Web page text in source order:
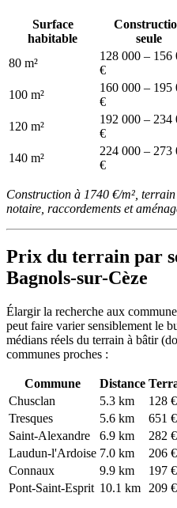
Surface
habitable
seule
80 m²
128 000 – 156
€
100 m²
160 000 – 195
€
120 m²
192 000 – 234
€
140 m²
224 000 – 273
€
Construction à 1740 €/m²,
notaire, raccordements et
Prix du terrain par
Bagnols-sur-Cèze
Élargir la recherche aux
peut faire varier sensiblement le
médians réels du terrain à bâtir
communes proches :
Commune Distance
Chusclan
5.3 km
128
Tresques
5.6 km
651
Saint-Alexandre
6.9 km
282
Laudun-l'Ardoise 7.0 km
206
Connaux
9.9 km
197
Pont-Saint-Esprit 10.1 km 209